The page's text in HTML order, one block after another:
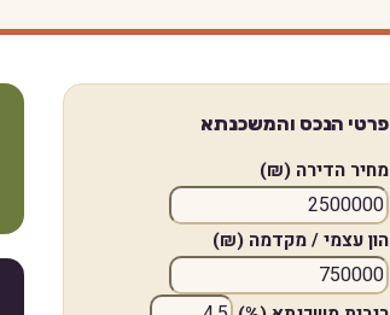
פרטי הנכס והמשכנתא
מחיר הדירה (₪)
הון עצמי / מקדמה (₪)